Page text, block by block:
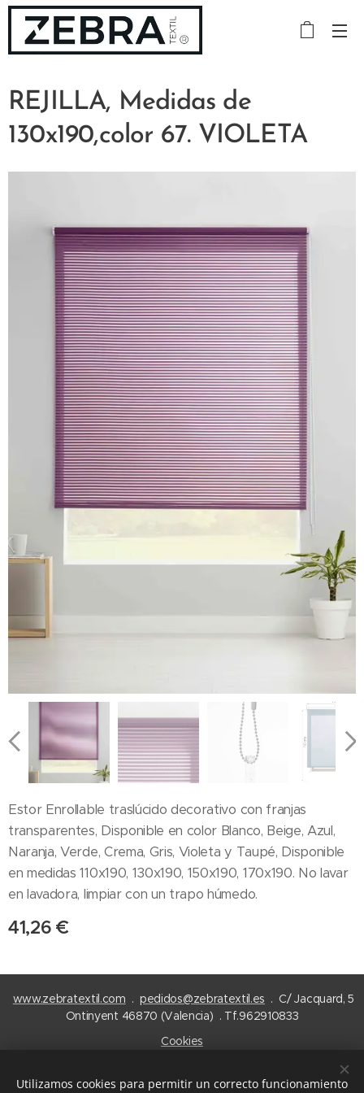
REJILLA, Medidas de
130x190,color 67. VIOLETA
Estor Enrollable traslúcido decorativo con franjas
transparentes, Disponible en color Blanco, Beige, Azul,
Naranja, Verde, Crema, Gris, Violeta y Taupé, Disponible
en medidas 110x190, 130x190, 150x190, 170x190. No lavar
en lavadora, limpiar con un trapo húmedo.
41,26 €
www.zebratextil.com .pedidos@zebratextil.es . C/ Jacquard, 5
Ontinyent 46870 (Valencia) . Tf.962910833
Cookies
Utilizamos cookies para permitir un correcto funcionamiento